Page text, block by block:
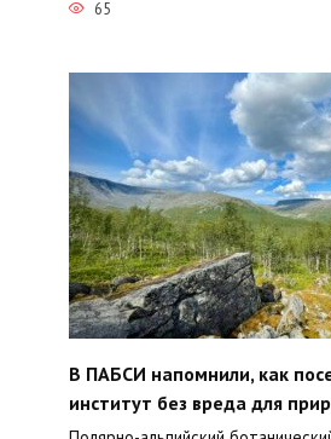
65
В ПАБСИ напомнили, как
институт без вреда для